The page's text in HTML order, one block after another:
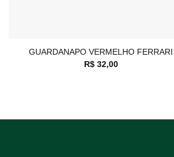
GUARDANAPO VERMELHO FERRARI
R$32,00